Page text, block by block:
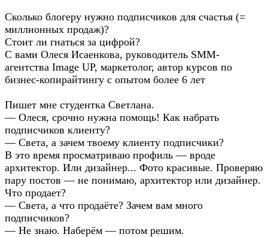
Сколько блогеру нужно подписчиков для счастья (=
миллионных продаж)?
Стоит ли гнаться за цифрой?
С вами Олеся Исаенкова, руководитель SMM-
агентства Image UP, маркетолог, автор курсов по
бизнес-копирайтингу с опытом более 6 лет
Пишет мне студентка Светлана.
— Олеся, срочно нужна помощь! Как набрать
подписчиков клиенту?
— Света, а зачем твоему клиенту подписчики?
В это время просматриваю профиль — вроде
архитектор. Или дизайнер... Фото красивые. Проверяю
пару постов — не понимаю, архитектор или дизайнер.
Что продает?
— Света, а что продаёте? Зачем вам много
подписчиков?
— Не знаю. Наберём — потом решим.